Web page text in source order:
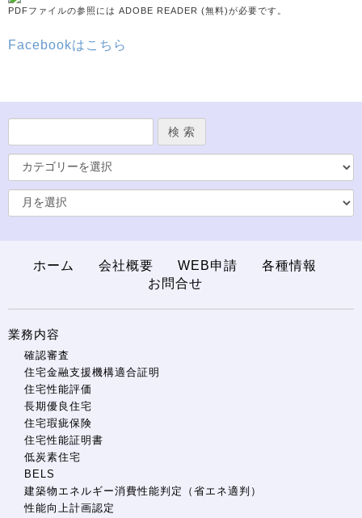
PDFファイルの参照には ADOBE READER (無料)が必要です。
Facebookはこちら
ホーム 会社概要 WEB申請
各種情報
お問合せ
業務内容
確認審査
住宅金融支援機構適合証明
住宅性能評価
長期優良住宅
住宅瑕疵保険
住宅性能証明書
低炭素住宅
BELS
建築物エネルギー消費性能判定（省エネ適判）
性能向上計画認定